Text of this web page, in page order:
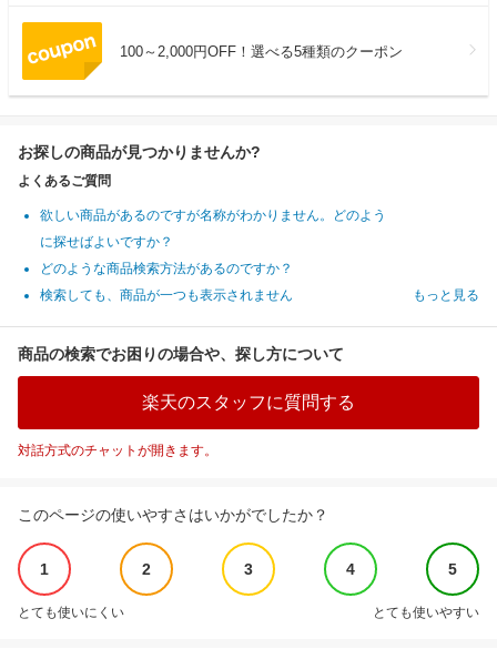
100～2,000円OFF！選べる5種類のクーポン
お探しの商品が見つかりませんか?
よくあるご質問
欲しい商品があるのですが名称がわかりません。どのよう
に探せばよいですか？
どのような商品検索方法があるのですか？
検索しても、商品が一つも表示されません
もっと見る
商品の検索でお困りの場合や、探し方について
楽天のスタッフに質問する
対話方式のチャットが開きます。
このページの使いやすさはいかがでしたか？
1 2 3 4 5
とても使いにくい とても使いやすい